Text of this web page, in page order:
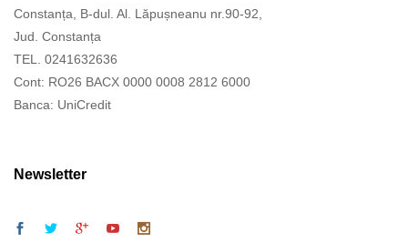
Constanța, B-dul. Al. Lăpușneanu nr.90-92,
Jud. Constanța
TEL. 0241632636
Cont: RO26 BACX 0000 0008 2812 6000
Banca: UniCredit
Newsletter